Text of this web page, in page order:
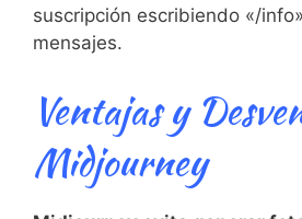
suscripción escribiendo «/
mensajes.
Ventajas y
Midjourney